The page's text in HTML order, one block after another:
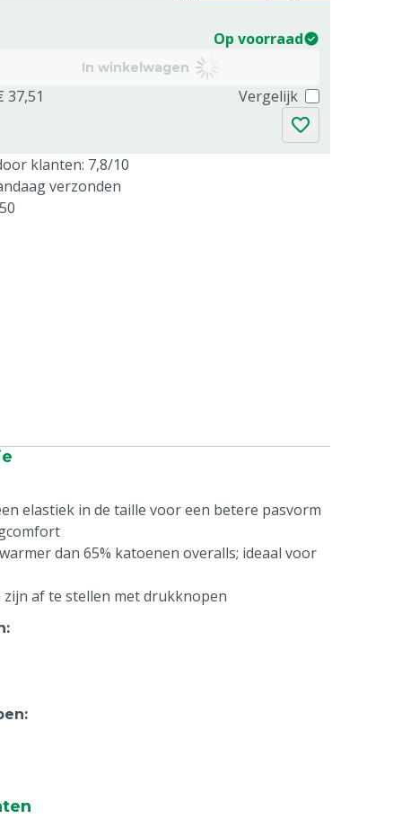
Op voorraad
In winkelwagen
37,51 Vergelijk
klanten: 7,8/10
verzonden
elastiek in de taille voor een betere pasvorm
dan 65% katoenen overalls; ideaal voor
af te stellen met drukknopen
:
: